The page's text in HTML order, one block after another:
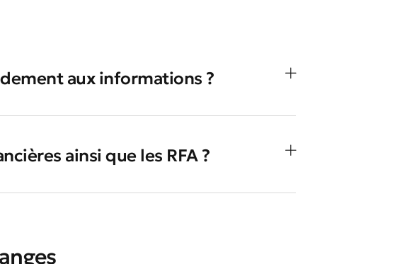
aux informations ?
ainsi que les RFA ?